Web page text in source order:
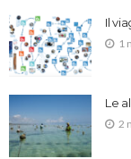
Il
1
Le
2